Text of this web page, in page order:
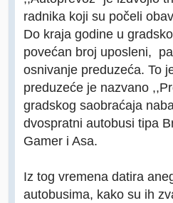
radnika koji su počeli
Do kraja godine u
povećan broj uposleni,
osnivanje preduzeća. To
preduzeće je nazvano
gradskog saobraćaja
dvospratni autobusi tipa
Gamer i Asa.
Iz tog vremena datira
autobusima, kako su ih